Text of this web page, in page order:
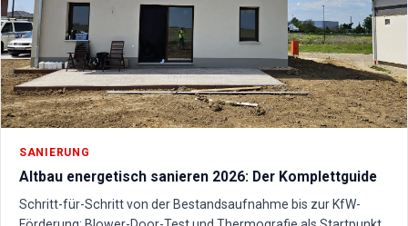
SANIERUNG
Altbau energetisch sanieren 2026: Der Komplettguide
Schritt-für-Schritt von der Bestandsaufnahme bis zur KfW-